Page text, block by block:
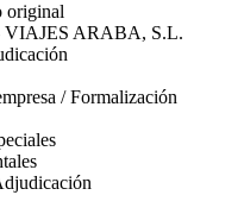
original
VIAJES ARABA, S.L.
/ Formalización